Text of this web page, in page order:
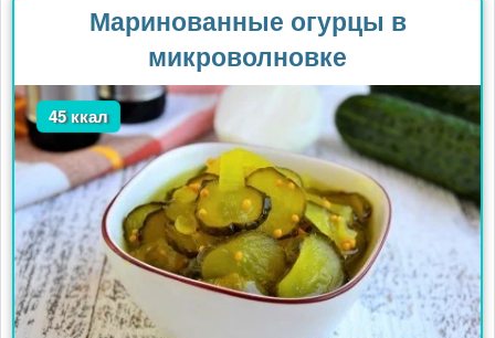
Маринованные огурцы в
микроволновке
45 ккал